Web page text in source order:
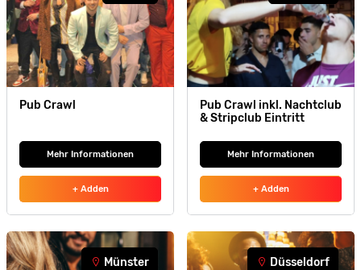
Pub Crawl
Mehr Informationen
+ Adden
Pub Crawl inkl. Nachtclub
& Stripclub Eintritt
Mehr Informationen
+ Adden
Münster Düsseldorf